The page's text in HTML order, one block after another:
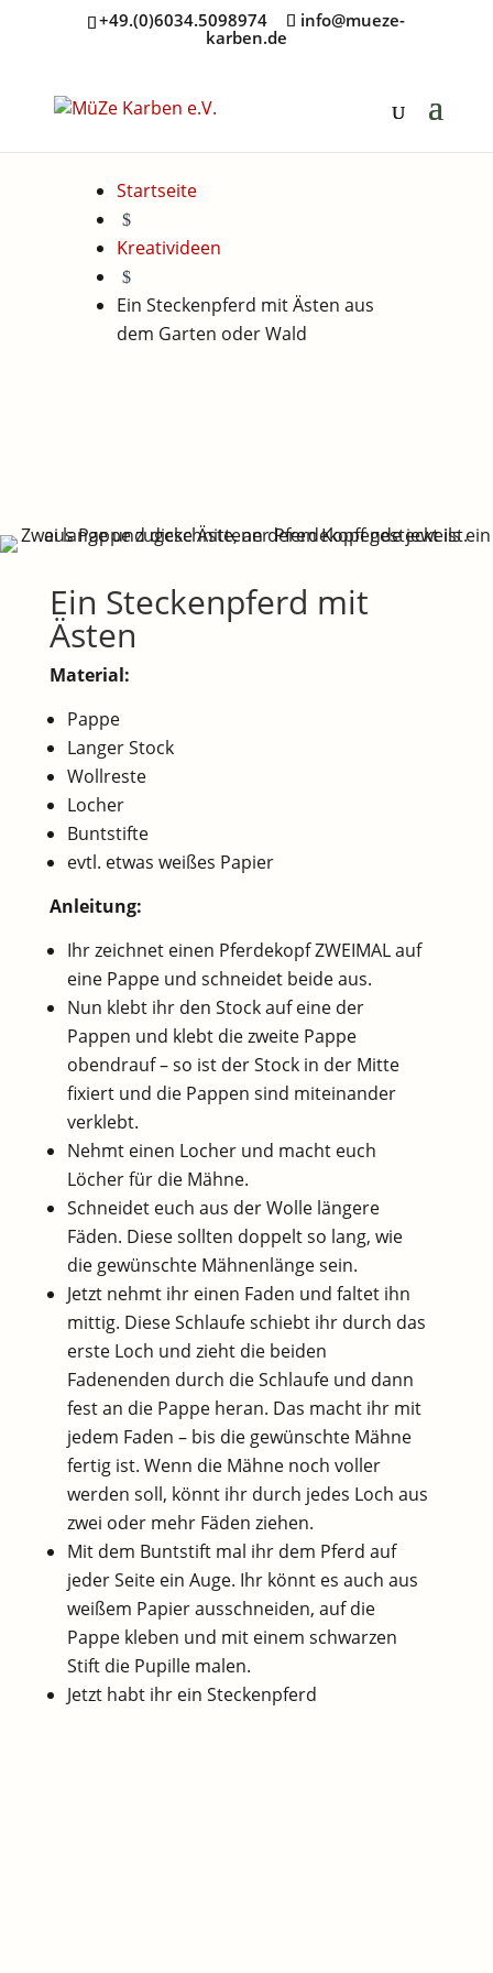
+49.(0)6034.5098974
info@mueze-
karben.de
Startseite
$
Kreativideen
$
Ein Steckenpferd mit Ästen aus
dem Garten oder Wald
Ein Steckenpferd mit
Ästen
Material:
Pappe
Langer Stock
Wollreste
Locher
Buntstifte
evtl. etwas weißes Papier
Anleitung:
Ihr zeichnet einen Pferdekopf ZWEIMAL auf
eine Pappe und schneidet beide aus.
Nun klebt ihr den Stock auf eine der
Pappen und klebt die zweite Pappe
obendrauf – so ist der Stock in der Mitte
fixiert und die Pappen sind miteinander
verklebt.
Nehmt einen Locher und macht euch
Löcher für die Mähne.
Schneidet euch aus der Wolle längere
Fäden. Diese sollten doppelt so lang, wie
die gewünschte Mähnenlänge sein.
Jetzt nehmt ihr einen Faden und faltet ihn
mittig. Diese Schlaufe schiebt ihr durch das
erste Loch und zieht die beiden
Fadenenden durch die Schlaufe und dann
fest an die Pappe heran. Das macht ihr mit
jedem Faden – bis die gewünschte Mähne
fertig ist. Wenn die Mähne noch voller
werden soll, könnt ihr durch jedes Loch aus
zwei oder mehr Fäden ziehen.
Mit dem Buntstift mal ihr dem Pferd auf
jeder Seite ein Auge. Ihr könnt es auch aus
weißem Papier ausschneiden, auf die
Pappe kleben und mit einem schwarzen
Stift die Pupille malen.
Jetzt habt ihr ein Steckenpferd